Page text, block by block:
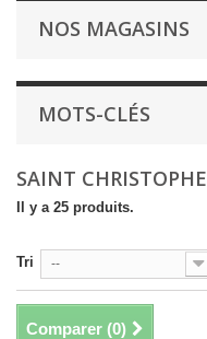
NOS MAGASINS
MOTS-CLÉS
SAINT CHRISTOPHE
Il y a 25 produits.
Tri --
Comparer (0)